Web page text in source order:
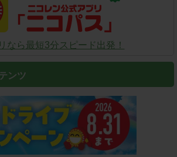
なら最短3分スピード出発！
ンツ